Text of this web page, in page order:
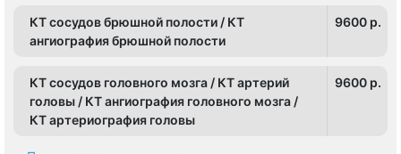
Ополчение
КТ сосудов брюшной полости / КТ
ангиография брюшной полости
9600 p.
КТ сосудов головного мозга / КТ артерий
головы / КТ ангиография головного мозга /
КТ артериография головы
9600 p.